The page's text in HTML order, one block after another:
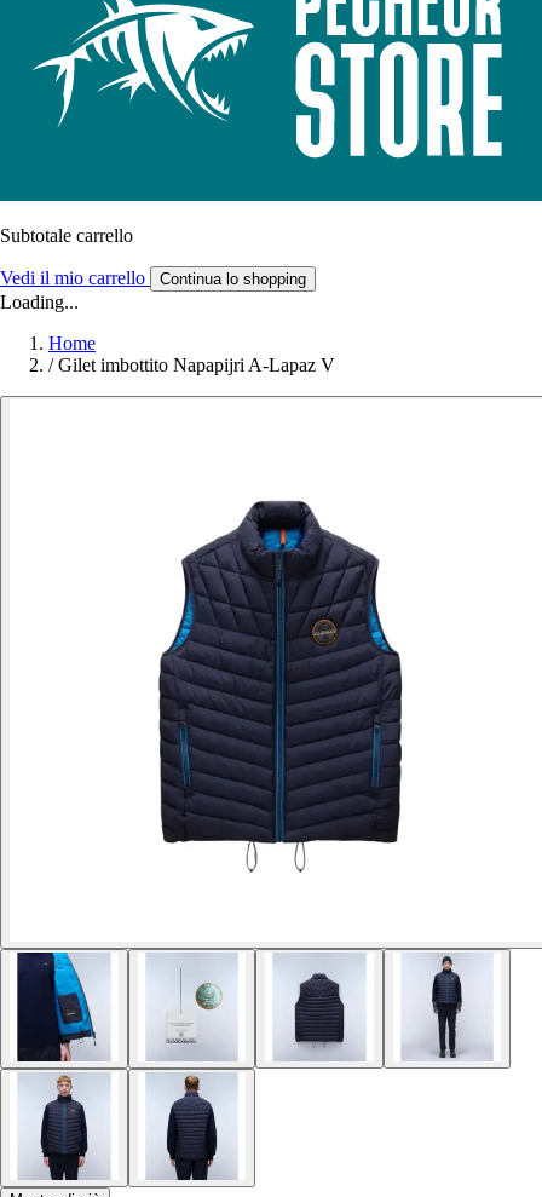
Subtotale carrello
Vedi il mio carrello Continua lo shopping
Loading...
Home
/ Gilet imbottito Napapijri A-Lapaz V